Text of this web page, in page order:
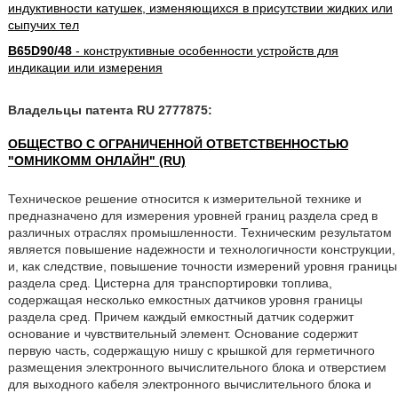
индуктивности катушек, изменяющихся в присутствии жидких или
сыпучих тел
B65D90/48- конструктивные особенности устройств для
индикации или измерения
Владельцы патента RU 2777875:
ОБЩЕСТВО С ОГРАНИЧЕННОЙ ОТВЕТСТВЕННОСТЬЮ
"ОМНИКОММ ОНЛАЙН" (RU)
Техническое решение относится к измерительной технике и
предназначено для измерения уровней границ раздела сред в
различных отраслях промышленности. Техническим результатом
является повышение надежности и технологичности конструкции,
и, как следствие, повышение точности измерений уровня границы
раздела сред. Цистерна для транспортировки топлива,
содержащая несколько емкостных датчиков уровня границы
раздела сред. Причем каждый емкостный датчик содержит
основание и чувствительный элемент. Основание содержит
первую часть, содержащую нишу с крышкой для герметичного
размещения электронного вычислительного блока и отверстием
для выходного кабеля электронного вычислительного блока и